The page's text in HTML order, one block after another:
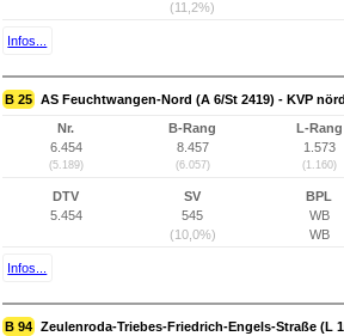
(11,2%)
Infos...
B 25 AS Feuchtwangen-Nord (A 6/St 2419) - KVP
Nr.
6.454
(5.189)
B-Rang
8.457
(6.057)
L-Rang
1.573
(1.160)
DTV
5.454
SV
545
(10,0%)
BPL
WB
WB
Infos...
B 94 Zeulenroda-Triebes-Friedrich-Engels-Straße (L